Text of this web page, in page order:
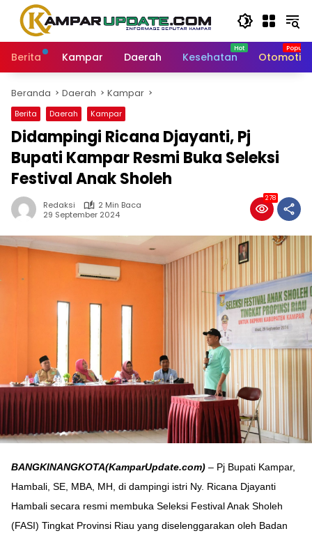
Langsung
konten
Berita
Kampar Daerah Kesehatan Otomotif
Beranda Daerah Kampar
Berita Daerah Kampar
Didampingi Ricana Djayanti, Pj
Bupati Kampar Resmi Buka Seleksi
Festival Anak Sholeh
Redaksi
2 Min Baca
29 September 2024
278
BANGKINANGKOTA(KamparUpdate.com) – Pj Bupati Kampar,
Hambali, SE, MBA, MH, di dampingi istri Ny. Ricana Djayanti
Hambali secara resmi membuka Seleksi Festival Anak Sholeh
(FASI) Tingkat Provinsi Riau yang diselenggarakan oleh Badan